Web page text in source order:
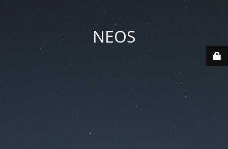
NEOS